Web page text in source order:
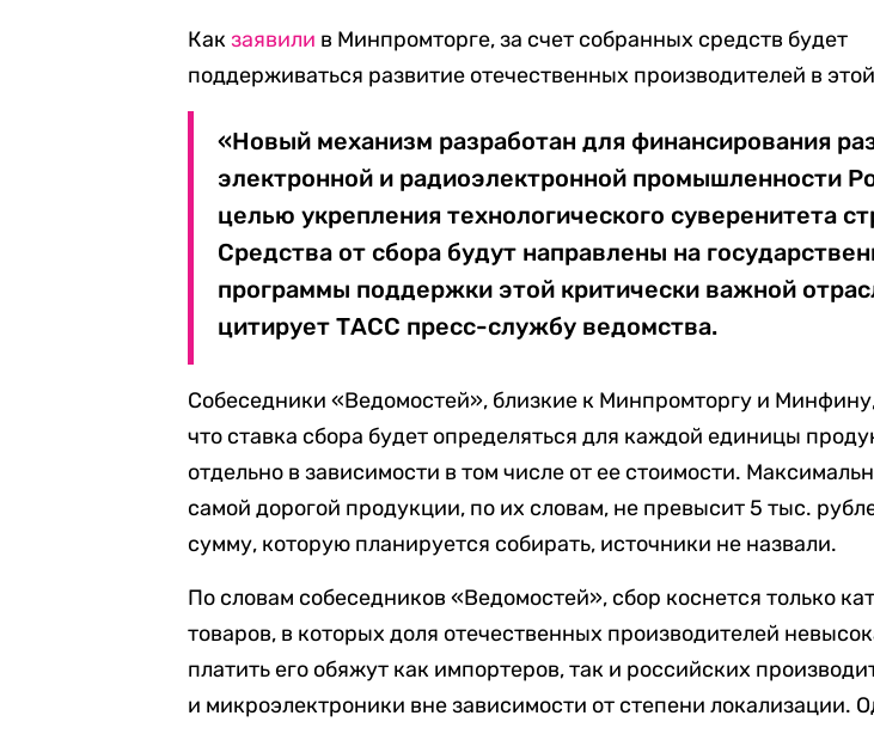
Какзаявили в Минпромторге, за счет собранных средств будет
поддерживаться развитие отечественных производителей в
«Новый механизм разработан для финансирования
электронной и радиоэлектронной промышленности
целью укрепления технологического суверенитета
Средства от сбора будут направлены на
программы поддержки этой критически важной
цитирует ТАСС пресс-службу ведомства.
Собеседники «Ведомостей», близкие к Минпромторгу и
что ставка сбора будет определяться для каждой единицы
отдельно в зависимости в том числе от ее стоимости.
самой дорогой продукции, по их словам, не превысит 5 тыс.
сумму, которую планируется собирать, источники не назвали.
По словам собеседников «Ведомостей», сбор коснется только
товаров, в которых доля отечественных производителей
платить его обяжут как импортеров, так и российских
и микроэлектроники вне зависимости от степени локализации.